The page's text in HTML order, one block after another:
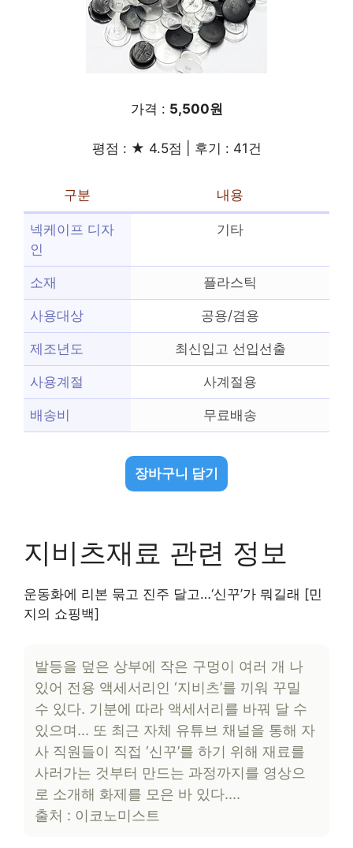
가격 : 5,500원
평점 : ★ 4.5점 | 후기 : 41건
구분 내용
넥케이프 디자
인
기타
소재 플라스틱
사용대상 공용/겸용
제조년도 최신입고 선입선출
사용계절 사계절용
배송비 무료배송
장바구니 담기
지비츠재료 관련 정보
운동화에 리본 묶고 진주 달고…‘신꾸’가 뭐길래 [민
지의 쇼핑백]
발등을 덮은 상부에 작은 구멍이 여러 개 나
있어 전용 액세서리인 ‘지비츠’를 끼워 꾸밀
수 있다. 기분에 따라 액세서리를 바꿔 달 수
있으며… 또 최근 자체 유튜브 채널을 통해 자
사 직원들이 직접 ‘신꾸’를 하기 위해 재료를
사러가는 것부터 만드는 과정까지를 영상으
로 소개해 화제를 모은 바 있다….
출처 : 이코노미스트